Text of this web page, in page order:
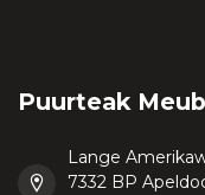
Puurteak
Lange
7332 BP